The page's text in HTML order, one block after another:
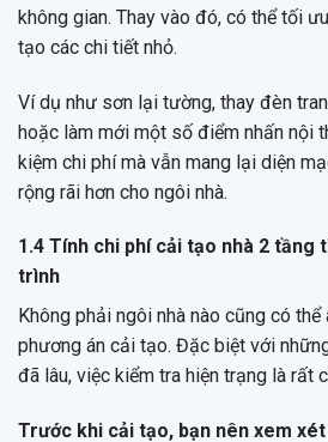
không gian. Thay vào đó, có thể tối
tạo các chi tiết nhỏ.
Ví dụ như sơn lại tường, thay đèn
hoặc làm mới một số điểm nhấn nội
kiệm chi phí mà vẫn mang lại diện
rộng rãi hơn cho ngôi nhà.
1.4 Tính chi phí cải tạo nhà 2 tầng
trình
Không phải ngôi nhà nào cũng có
phương án cải tạo. Đặc biệt với
đã lâu, việc kiểm tra hiện trạng là rất
Trước khi cải tạo, bạn nên xem